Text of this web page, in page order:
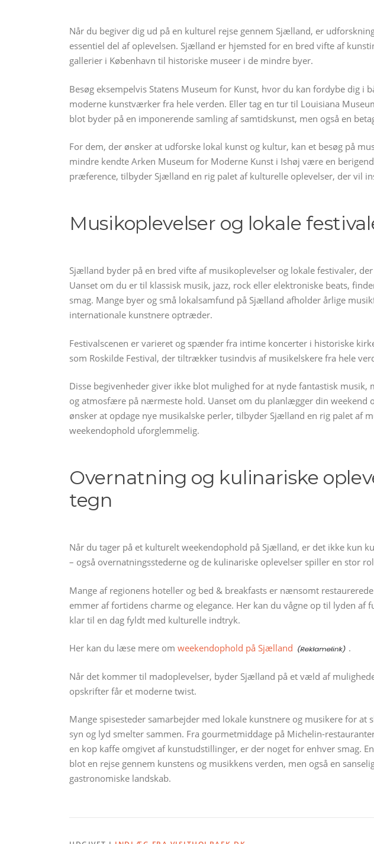
Når du begiver dig ud på en kulturel rejse gennem Sjælland, er
essentiel del af oplevelsen. Sjælland er hjemsted for en bred vifte af
gallerier i København til historiske museer i de mindre byer.
Besøg eksempelvis Statens Museum for Kunst, hvor du kan fordybe dig i
moderne kunstværker fra hele verden. Eller tag en tur til Louisiana
blot byder på en imponerende samling af samtidskunst, men også en
For dem, der ønsker at udforske lokal kunst og kultur, kan et besøg på
mindre kendte Arken Museum for Moderne Kunst i Ishøj være en
præference, tilbyder Sjælland en rig palet af kulturelle oplevelser, der vil
Musikoplevelser og lokale
Sjælland byder på en bred vifte af musikoplevelser og lokale festivaler,
Uanset om du er til klassisk musik, jazz, rock eller elektroniske beats,
smag. Mange byer og små lokalsamfund på Sjælland afholder årlige
internationale kunstnere optræder.
Festivalscenen er varieret og spænder fra intime koncerter i historiske
som Roskilde Festival, der tiltrækker tusindvis af musikelskere fra hele
Disse begivenheder giver ikke blot mulighed for at nyde fantastisk musik,
og atmosfære på nærmeste hold. Uanset om du planlægger din weekend
ønsker at opdage nye musikalske perler, tilbyder Sjælland en rig palet af
weekendophold uforglemmelig.
Overnatning og kulinariske
tegn
Når du tager på et kulturelt weekendophold på Sjælland, er det ikke kun
– også overnatningsstederne og de kulinariske oplevelser spiller en stor
Mange af regionens hoteller og bed & breakfasts er nænsomt
emmer af fortidens charme og elegance. Her kan du vågne op til lyden af
klar til en dag fyldt med kulturelle indtryk.
Her kan du læse mere om weekendophold på Sjælland .
Når det kommer til madoplevelser, byder Sjælland på et væld af
opskrifter får et moderne twist.
Mange spisesteder samarbejder med lokale kunstnere og musikere for at
syn og lyd smelter sammen. Fra gourmetmiddage på Michelin-
en kop kaffe omgivet af kunstudstillinger, er der noget for enhver smag.
blot en rejse gennem kunstens og musikkens verden, men også en
gastronomiske landskab.